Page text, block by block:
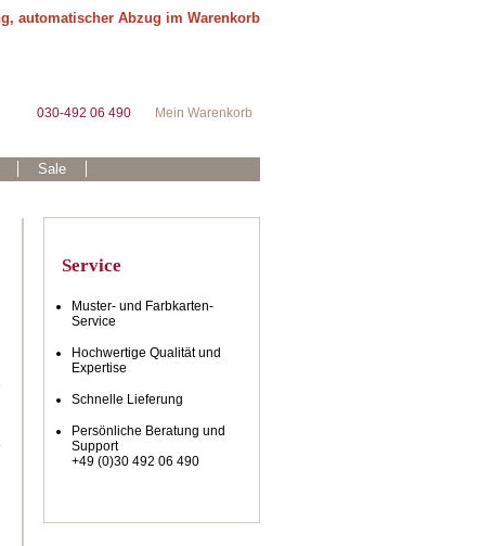
automatischer Abzug im Warenkorb
Mein Warenkorb
030-492 06 490
Sale
Service
Muster- und Farbkarten-
Service
Hochwertige Qualität und
Expertise
Schnelle Lieferung
Persönliche Beratung und
Support
+49 (0)30 492 06 490